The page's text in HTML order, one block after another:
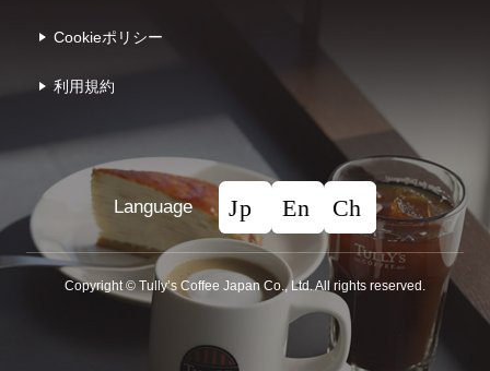
Cookieポリシー
利⽤規約
Language
Copyright © Tullyʼs Coffee Japan Co., Ltd. All rights reserved.